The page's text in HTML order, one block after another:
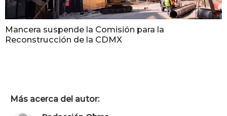
Mancera suspende la Comisión para la
Reconstrucción de la CDMX
Más acerca del autor: